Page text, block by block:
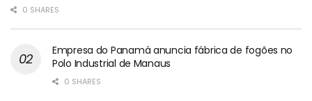
0 SHARES
Empresa do Panamá anuncia fábrica de fogões no
Polo Industrial de Manaus
0 SHARES